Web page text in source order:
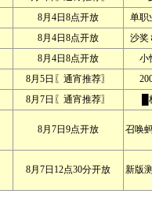
8月4日8点开放
单
8月4日8点开放
沙奖
8月4日8点开放
小
8月5日〖通宵推荐〗
8月7日〖通宵推荐〗
8月7日9点开放 召唤
8月7日12点30分开放 新版